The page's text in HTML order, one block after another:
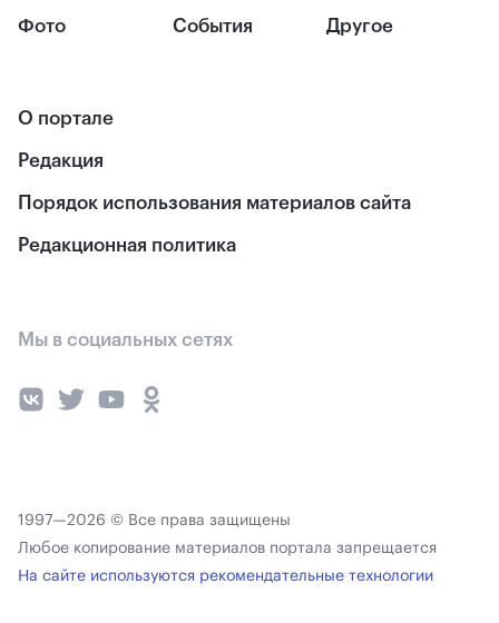
Фото События Другое
О портале
Редакция
Порядок использования материалов сайта
Редакционная политика
Мы в социальных сетях
1997—2026 © Все права защищены
Любое копирование материалов портала запрещается
На сайте используются рекомендательные технологии